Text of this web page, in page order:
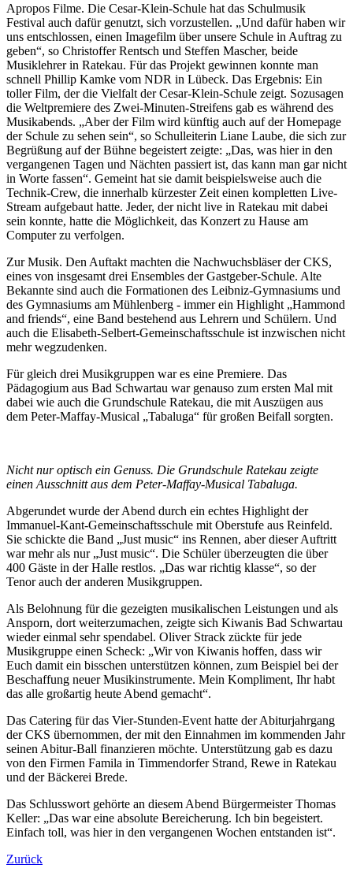
Apropos Filme. Die Cesar-Klein-Schule hat das Schulmusik
Festival auch dafür genutzt, sich vorzustellen. „Und dafür haben wir
uns entschlossen, einen Imagefilm über unsere Schule in Auftrag zu
geben“, so Christoffer Rentsch und Steffen Mascher, beide
Musiklehrer in Ratekau. Für das Projekt gewinnen konnte man
schnell Phillip Kamke vom NDR in Lübeck. Das Ergebnis: Ein
toller Film, der die Vielfalt der Cesar-Klein-Schule zeigt. Sozusagen
die Weltpremiere des Zwei-Minuten-Streifens gab es während des
Musikabends. „Aber der Film wird künftig auch auf der Homepage
der Schule zu sehen sein“, so Schulleiterin Liane Laube, die sich zur
Begrüßung auf der Bühne begeistert zeigte: „Das, was hier in den
vergangenen Tagen und Nächten passiert ist, das kann man gar nicht
in Worte fassen“. Gemeint hat sie damit beispielsweise auch die
Technik-Crew, die innerhalb kürzester Zeit einen kompletten Live-
Stream aufgebaut hatte. Jeder, der nicht live in Ratekau mit dabei
sein konnte, hatte die Möglichkeit, das Konzert zu Hause am
Computer zu verfolgen.
Zur Musik. Den Auftakt machten die Nachwuchsbläser der CKS,
eines von insgesamt drei Ensembles der Gastgeber-Schule. Alte
Bekannte sind auch die Formationen des Leibniz-Gymnasiums und
des Gymnasiums am Mühlenberg - immer ein Highlight „Hammond
and friends“, eine Band bestehend aus Lehrern und Schülern. Und
auch die Elisabeth-Selbert-Gemeinschaftsschule ist inzwischen nicht
mehr wegzudenken.
Für gleich drei Musikgruppen war es eine Premiere. Das
Pädagogium aus Bad Schwartau war genauso zum ersten Mal mit
dabei wie auch die Grundschule Ratekau, die mit Auszügen aus
dem Peter-Maffay-Musical „Tabaluga“ für großen Beifall sorgten.
Nicht nur optisch ein Genuss. Die Grundschule Ratekau zeigte
einen Ausschnitt aus dem Peter-Maffay-Musical Tabaluga.
Abgerundet wurde der Abend durch ein echtes Highlight der
Immanuel-Kant-Gemeinschaftsschule mit Oberstufe aus Reinfeld.
Sie schickte die Band „Just music“ ins Rennen, aber dieser Auftritt
war mehr als nur „Just music“. Die Schüler überzeugten die über
400 Gäste in der Halle restlos. „Das war richtig klasse“, so der
Tenor auch der anderen Musikgruppen.
Als Belohnung für die gezeigten musikalischen Leistungen und als
Ansporn, dort weiterzumachen, zeigte sich Kiwanis Bad Schwartau
wieder einmal sehr spendabel. Oliver Strack zückte für jede
Musikgruppe einen Scheck: „Wir von Kiwanis hoffen, dass wir
Euch damit ein bisschen unterstützen können, zum Beispiel bei der
Beschaffung neuer Musikinstrumente. Mein Kompliment, Ihr habt
das alle großartig heute Abend gemacht“.
Das Catering für das Vier-Stunden-Event hatte der Abiturjahrgang
der CKS übernommen, der mit den Einnahmen im kommenden Jahr
seinen Abitur-Ball finanzieren möchte. Unterstützung gab es dazu
von den Firmen Famila in Timmendorfer Strand, Rewe in Ratekau
und der Bäckerei Brede.
Das Schlusswort gehörte an diesem Abend Bürgermeister Thomas
Keller: „Das war eine absolute Bereicherung. Ich bin begeistert.
Einfach toll, was hier in den vergangenen Wochen entstanden ist“.
Zurück